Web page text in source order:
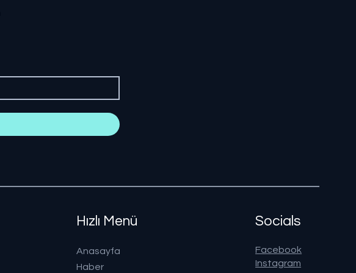
Hızlı Menü
Anasayfa
Haber
Socials
Facebook
Instagram